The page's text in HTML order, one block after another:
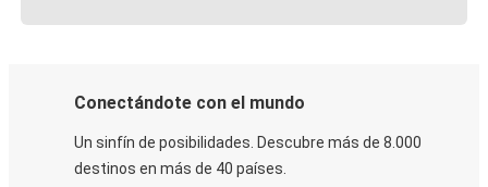
Conectándote con el mundo
Un sinfín de posibilidades. Descubre más de 8.000
destinos en más de 40 países.